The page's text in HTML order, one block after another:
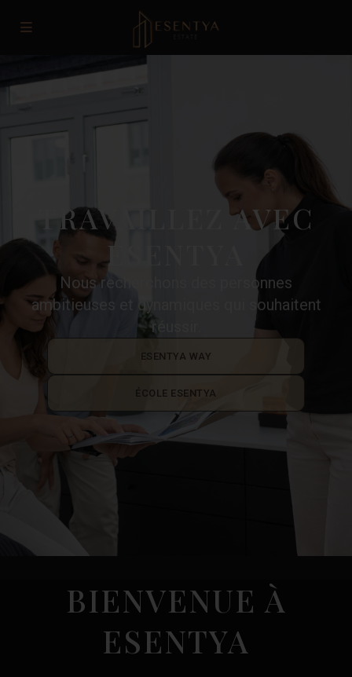
TRAVAILLEZ AVEC
ESENTYA
Nous recherchons des personnes
ambitieuses et dynamiques qui souhaitent
réussir.
ESENTYA WAY
ÉCOLE ESENTYA
BIENVENUE À
ESENTYA